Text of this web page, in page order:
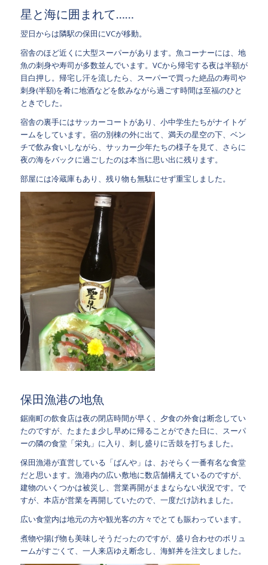
星と海に囲まれて……
翌日からは隣駅の保田にVCが移動。
宿舎のほど近くに大型スーパーがあります。魚コーナーには、地
魚の刺身や寿司が多数並んでいます。VCから帰宅する夜は半額が
目白押し。帰宅し汗を流したら、スーパーで買った絶品の寿司や
刺身(半額)を肴に地酒などを飲みながら過ごす時間は至福のひと
ときでした。
宿舎の裏手にはサッカーコートがあり、小中学生たちがナイトゲ
ームをしています。宿の別棟の外に出て、満天の星空の下、ベン
チで飲み食いしながら、サッカー少年たちの様子を見て、さらに
夜の海をバックに過ごしたのは本当に思い出に残ります。
部屋には冷蔵庫もあり、残り物も無駄にせず重宝しました。
保田漁港の地魚
鋸南町の飲食店は夜の閉店時間が早く、夕食の外食は断念してい
たのですが、たまたま少し早めに帰ることができた日に、スーパ
ーの隣の食堂「栄丸」に入り、刺し盛りに舌鼓を打ちました。
保田漁港が直営している「ばんや」は、おそらく一番有名な食堂
だと思います。漁港内の広い敷地に数店舗構えているのですが、
建物のいくつかは被災し、営業再開がままならない状況です。で
すが、本店が営業を再開していたので、一度だけ訪れました。
広い食堂内は地元の方や観光客の方々でとても賑わっています。
煮物や揚げ物も美味しそうだったのですが、盛り合わせのボリュ
ームがすごくて、一人来店ゆえ断念し、海鮮丼を注文しました。